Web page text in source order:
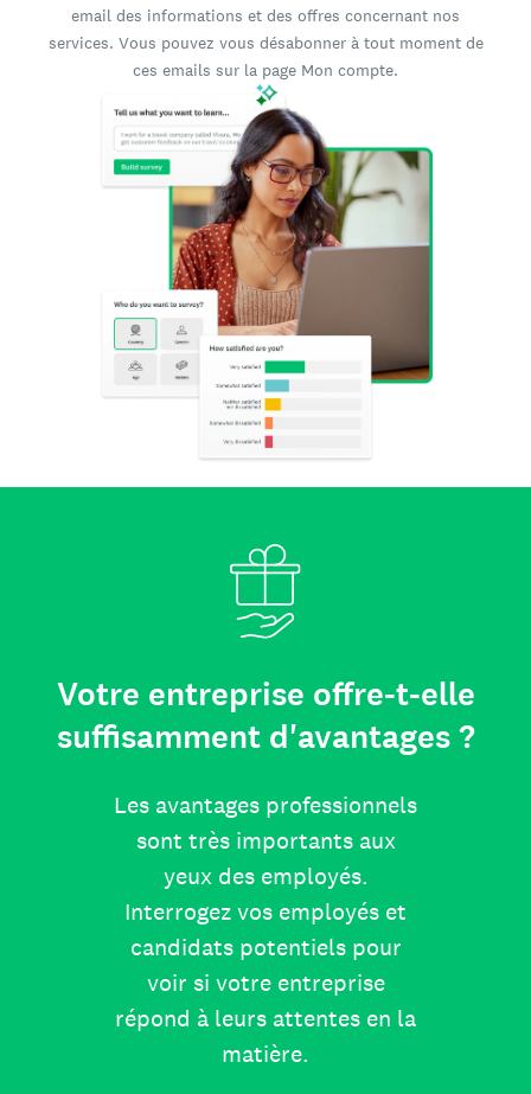
email des informations et des offres concernant nos
services. Vous pouvez vous désabonner à tout moment de
ces emails sur la page Mon compte.
Votre entreprise offre-t-elle
suffisamment d'avantages ?
Les avantages professionnels
sont très importants aux
yeux des employés.
Interrogez vos employés et
candidats potentiels pour
voir si votre entreprise
répond à leurs attentes en la
matière.